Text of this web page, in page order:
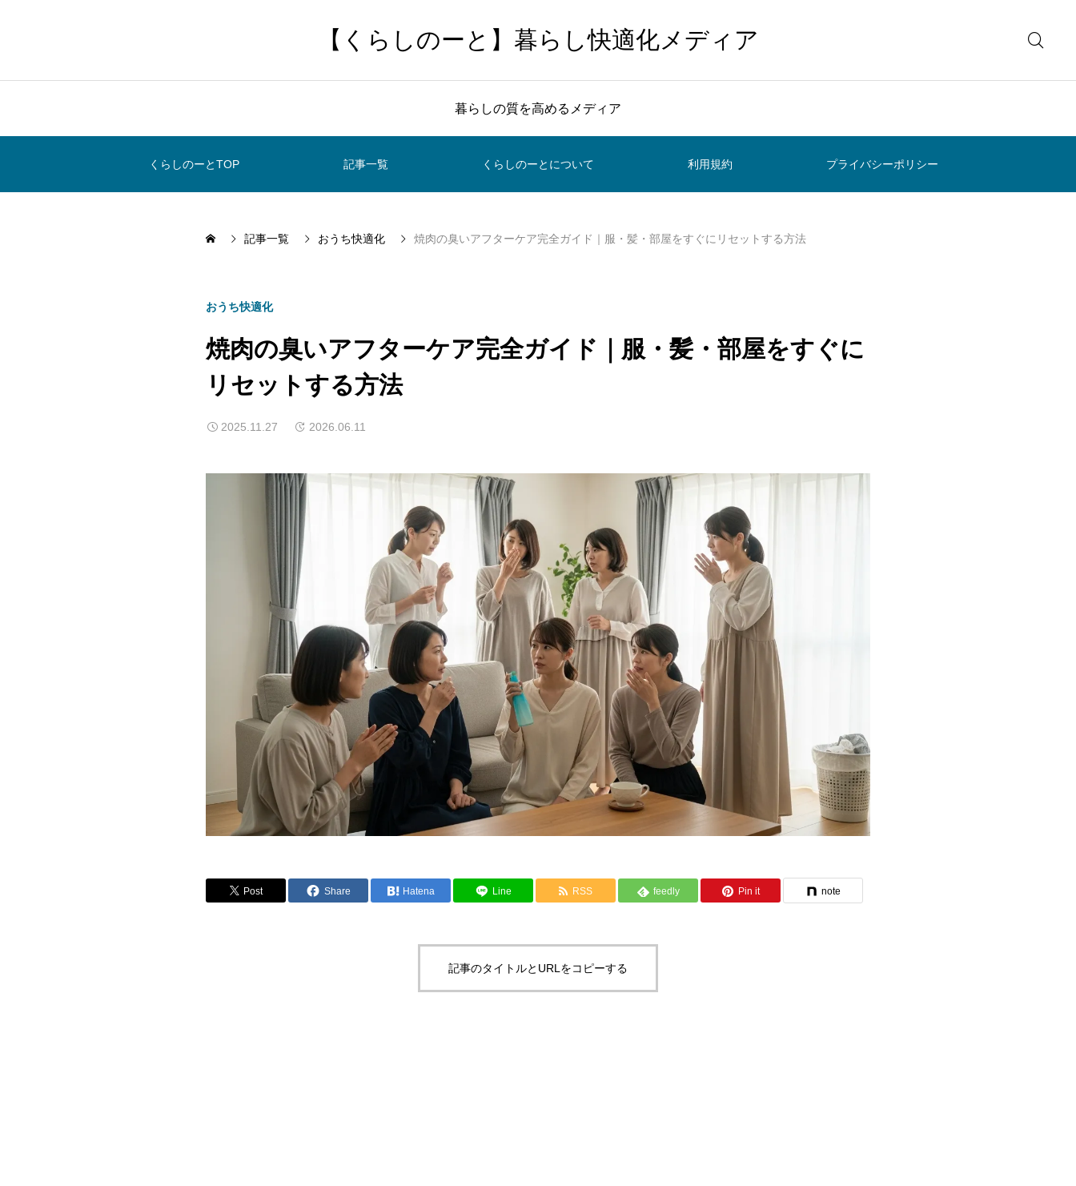
【くらしのーと】暮らし快適化メディア
暮らしの質を高めるメディア
くらしのーとTOP 記事一覧 くらしのーとについて 利用規約 プライバシーポリシー
記事一覧 おうち快適化 焼肉の臭いアフターケア完全ガイド｜服・髪・部屋をすぐにリセットする方法
おうち快適化
焼肉の臭いアフターケア完全ガイド｜服・髪・部屋をすぐに
リセットする方法
2025.11.27 2026.06.11
Post Share Hatena Line RSS feedly Pin it note
記事のタイトルとURLをコピーする